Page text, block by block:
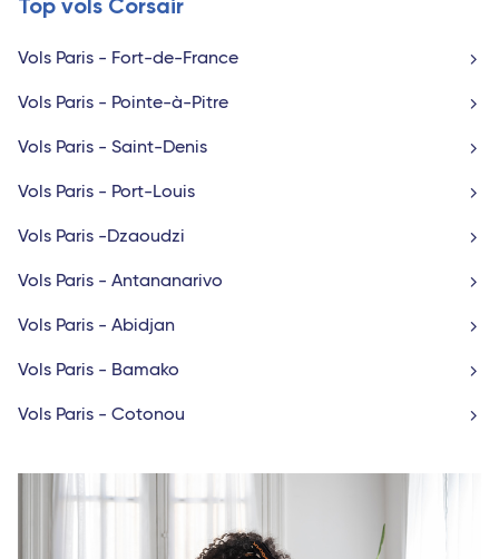
Top vols Corsair
Vols Paris - Fort-de-France
Vols Paris - Pointe-à-Pitre
Vols Paris - Saint-Denis
Vols Paris - Port-Louis
Vols Paris -Dzaoudzi
Vols Paris - Antananarivo
Vols Paris - Abidjan
Vols Paris - Bamako
Vols Paris - Cotonou